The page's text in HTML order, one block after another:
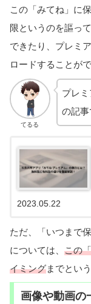
この「みてね」に
限というのを謳っ
できたり、プレミ
ロードすることがで
てるる
プレ
の記事
2023.05.22
ただ、「いつまで
については、 この
イミングまでとい
画像や動画の